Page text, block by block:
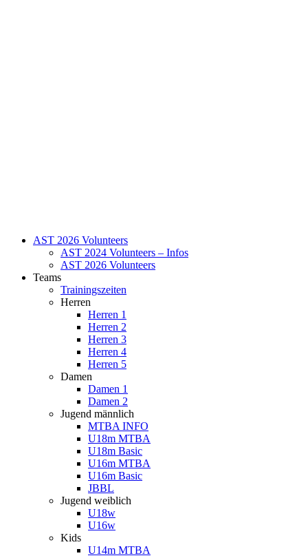
AST 2026 Volunteers
AST 2024 Volunteers – Infos
AST 2026 Volunteers
Teams
Trainingszeiten
Herren
Herren 1
Herren 2
Herren 3
Herren 4
Herren 5
Damen
Damen 1
Damen 2
Jugend männlich
MTBA INFO
U18m MTBA
U18m Basic
U16m MTBA
U16m Basic
JBBL
Jugend weiblich
U18w
U16w
Kids
U14m MTBA